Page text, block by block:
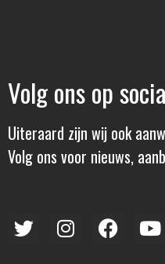
Volg ons op
Uiteraard zijn wij ook
Volg ons voor nieuws,